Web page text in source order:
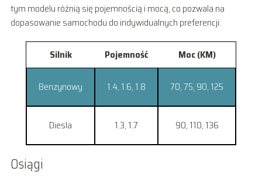
tym modelu różnią się pojemnością i mocą, co pozwala na
dopasowanie samochodu do indywidualnych preferencji:
Silnik Pojemność Moc (KM)
Benzynowy 1.4, 1.6, 1.8 70, 75, 90, 125
Diesla 1.3, 1.7 90, 110, 136
Osiągi